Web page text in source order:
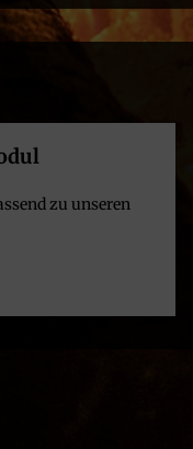
zu unseren